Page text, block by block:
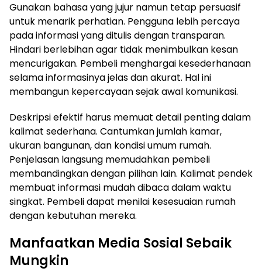
Gunakan bahasa yang jujur namun tetap persuasif
untuk menarik perhatian. Pengguna lebih percaya
pada informasi yang ditulis dengan transparan.
Hindari berlebihan agar tidak menimbulkan kesan
mencurigakan. Pembeli menghargai kesederhanaan
selama informasinya jelas dan akurat. Hal ini
membangun kepercayaan sejak awal komunikasi.
Deskripsi efektif harus memuat detail penting dalam
kalimat sederhana. Cantumkan jumlah kamar,
ukuran bangunan, dan kondisi umum rumah.
Penjelasan langsung memudahkan pembeli
membandingkan dengan pilihan lain. Kalimat pendek
membuat informasi mudah dibaca dalam waktu
singkat. Pembeli dapat menilai kesesuaian rumah
dengan kebutuhan mereka.
Manfaatkan Media Sosial Sebaik
Mungkin